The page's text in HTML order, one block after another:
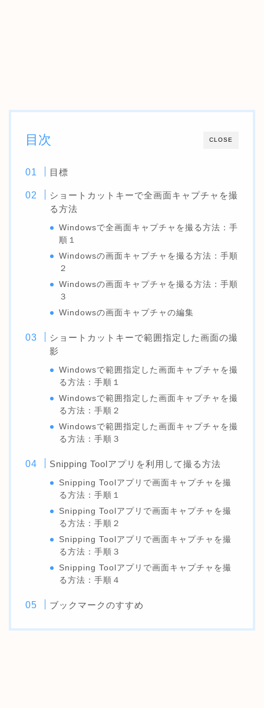
CLOSE
目次
目標
ショートカットキーで全画面キャプチャを撮
る方法
Windowsで全画面キャプチャを撮る方法：手
順１
Windowsの画面キャプチャを撮る方法：手順
２
Windowsの画面キャプチャを撮る方法：手順
３
Windowsの画面キャプチャの編集
ショートカットキーで範囲指定した画面の撮
影
Windowsで範囲指定した画面キャプチャを撮
る方法：手順１
Windowsで範囲指定した画面キャプチャを撮
る方法：手順２
Windowsで範囲指定した画面キャプチャを撮
る方法：手順３
Snipping Toolアプリを利用して撮る方法
Snipping Toolアプリで画面キャプチャを撮
る方法：手順１
Snipping Toolアプリで画面キャプチャを撮
る方法：手順２
Snipping Toolアプリで画面キャプチャを撮
る方法：手順３
Snipping Toolアプリで画面キャプチャを撮
る方法：手順４
ブックマークのすすめ